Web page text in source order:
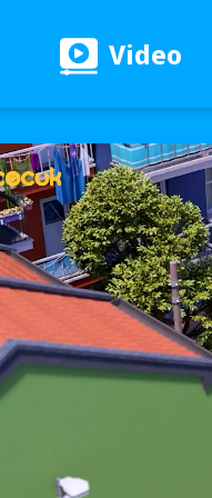
Video